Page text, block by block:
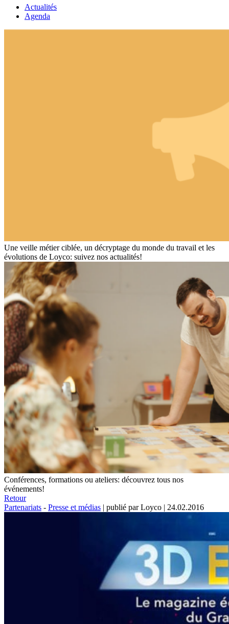
Actualités
Agenda
Une veille métier ciblée, un décryptage du monde du travail et les
évolutions de Loyco: suivez nos actualités!
Conférences, formations ou ateliers: découvrez tous nos
événements!
Retour
Partenariats - Presse et médias | publié par Loyco | 24.02.2016